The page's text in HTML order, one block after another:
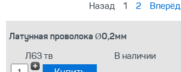
Назад 1 2 Вперёд
Латунная проволока Ø0,2мм
Л63 тв
В наличии